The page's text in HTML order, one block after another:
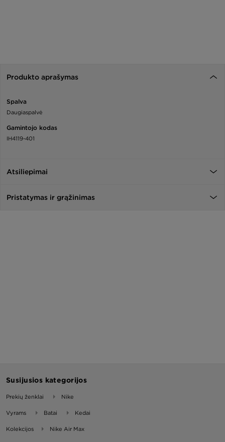
Produkto aprašymas
Spalva
Daugiaspalvė
Gamintojo kodas
IH4119-401
Atsiliepimai
Pristatymas ir grąžinimas
Susijusios kategorijos
Prekių ženklai Nike
Vyrams Batai Kedai
Kolekcijos Nike Air Max